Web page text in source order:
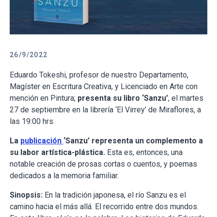
26/9/2022
Eduardo Tokeshi, profesor de nuestro Departamento,
Magíster en Escritura Creativa, y Licenciado en Arte con
mención en Pintura; presenta su libro ‘Sanzu’, el martes
27 de septiembre en la librería ‘El Virrey’ de Miraflores, a
las 19:00 hrs.
La publicación ‘Sanzu’ representa un complemento a
su labor artística-plástica. Esta es, entonces, una
notable creación de prosas cortas o cuentos, y poemas
dedicados a la memoria familiar.
Sinopsis: En la tradición japonesa, el río Sanzu es el
camino hacia el más allá. El recorrido entre dos mundos.